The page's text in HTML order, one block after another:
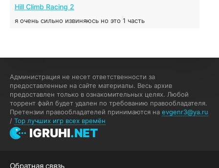
Hill Climb Racing 2
я очень сильно извиняюсь но это 1 часть
если эта для пс а не для пк какого лешего вы пишите
на пк !!!!! Сука ебланойды космические вы напишите
блять на пк с установлением Эмулятора сука калеки на
мозг блять последней стадии
Fannie
13.07.26
F IGRUHI.NET
Администрация не несет ответственности за
предоставленные на сайте материалы. Весь архив
предоставлен только в ознакомительных целях. Любой
торрент файл будет удален по требованию правообладателя.
Претензии правообладателей принимаются на evgenr3@ya.ru
/ Top лучших игр всех времён
Обратная связь